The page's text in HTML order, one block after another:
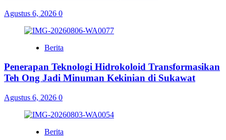
Agustus 6, 2026 0
Berita
Penerapan Teknologi Hidrokoloid Transformasikan
Teh Ong Jadi Minuman Kekinian di Sukawat
Agustus 6, 2026 0
Berita